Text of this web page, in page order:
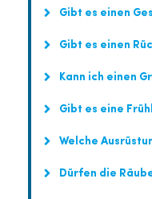
Gibt es einen
Gibt es einen
Kann ich einen
Gibt es eine
Welche
Dürfen die